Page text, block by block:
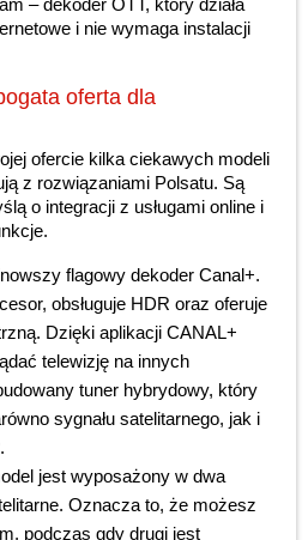
– dekoder OTT, który działa
i nie wymaga instalacji
oferta dla
ofercie kilka ciekawych modeli
z rozwiązaniami Polsatu. Są
o integracji z usługami online i
flagowy dekoder Canal+.
obsługuje HDR oraz oferuje
Dzięki aplikacji CANAL+
telewizję na innych
tuner hybrydowy, który
sygnału satelitarnego, jak i
jest wyposażony w dwa
Oznacza to, że możesz
podczas gdy drugi jest